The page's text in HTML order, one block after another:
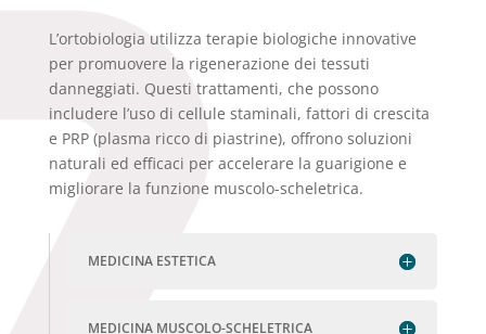
L’ortobiologia utilizza terapie biologiche innovative
per promuovere la rigenerazione dei tessuti
danneggiati. Questi trattamenti, che possono
includere l’uso di cellule staminali, fattori di crescita
e PRP (plasma ricco di piastrine), offrono soluzioni
naturali ed efficaci per accelerare la guarigione e
migliorare la funzione muscolo-scheletrica.
MEDICINA ESTETICA
MEDICINA MUSCOLO-SCHELETRICA